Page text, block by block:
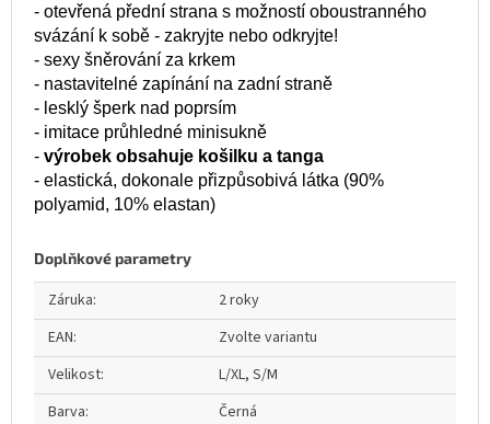
- otevřená přední strana s možností oboustranného
svázání k sobě - zakryjte nebo odkryjte!
- sexy šněrování za krkem
- nastavitelné zapínání na zadní straně
- lesklý šperk nad poprsím
- imitace průhledné minisukně
- výrobek obsahuje košilku a tanga
- elastická, dokonale přizpůsobivá látka (90%
polyamid, 10% elastan)
Doplňkové parametry
Záruka:
2 roky
EAN:
Zvolte variantu
Velikost:
L/XL, S/M
Barva:
Černá